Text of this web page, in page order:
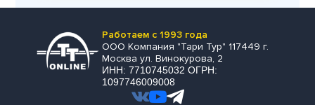
Работаем с 1993 года
ООО Компания "Тари Тур" 117449 г.
Москва ул. Винокурова, 2
ИНН: 7710745032 ОГРН:
1097746009008